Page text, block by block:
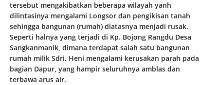
tersebut mengakibatkan beberapa wilayah yanh
dilintasinya mengalami Longsor dan pengikisan tanah
sehingga bangunan (rumah) diatasnya menjadi rusak.
Seperti halnya yang terjadi di Kp. Bojong Rangdu Desa
Sangkanmanik, dimana terdapat salah satu bangunan
rumah milik Sdri. Heni mengalami kerusakan parah pada
bagian Dapur, yang hampir seluruhnya amblas dan
terbawa arus air.